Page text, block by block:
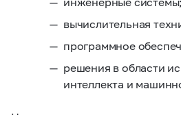
вычислительная
программное
решения в области
интеллекта и